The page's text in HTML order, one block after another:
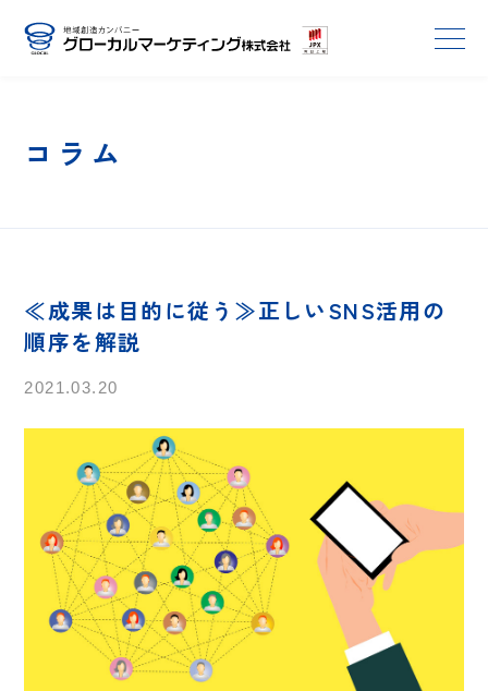
コラム
≪成果は目的に従う≫正しいSNS活用の
順序を解説
2021.03.20